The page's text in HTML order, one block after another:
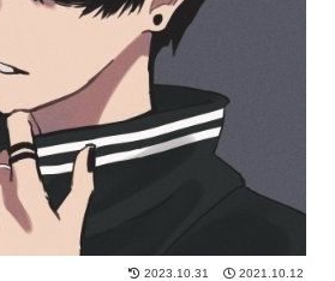
2023.10.31 2021.10.12